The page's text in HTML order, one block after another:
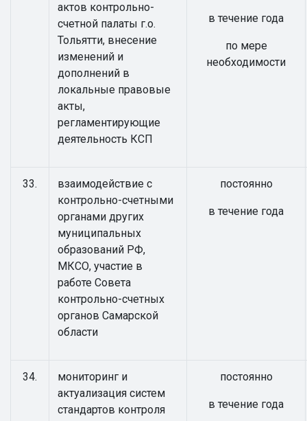
актов контрольно-
счетной палаты г.о.
Тольятти, внесение
изменений и
дополнений в
локальные правовые
акты,
регламентирующие
деятельность КСП
в течение года
по мере
необходимости
33.
взаимодействие с
контрольно-счетными
органами других
муниципальных
образований РФ,
МКСО, участие в
работе Совета
контрольно-счетных
органов Самарской
области
постоянно
в течение года
34.
мониторинг и
актуализация систем
стандартов контроля
постоянно
в течение года